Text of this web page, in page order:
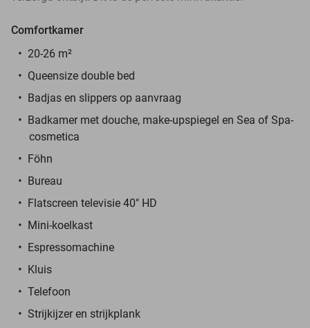
Comfortkamer
20-26 m²
Queensize double bed
Badjas en slippers op aanvraag
Badkamer met douche, make-upspiegel en Sea of Spa-
cosmetica
Föhn
Bureau
Flatscreen televisie 40" HD
Mini-koelkast
Espressomachine
Kluis
Telefoon
Strijkijzer en strijkplank